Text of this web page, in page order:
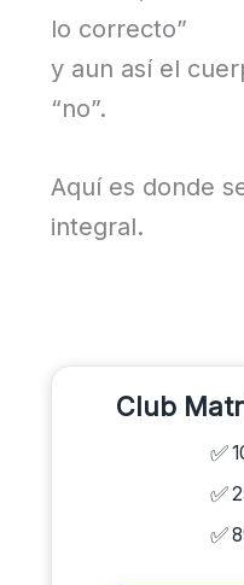
lo correcto”
y aun así el
“no”.
Aquí es donde
integral.
Club